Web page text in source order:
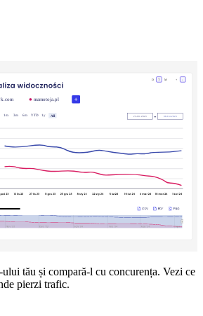
tău și compară-l cu concurența. Vezi ce
pierzi trafic.